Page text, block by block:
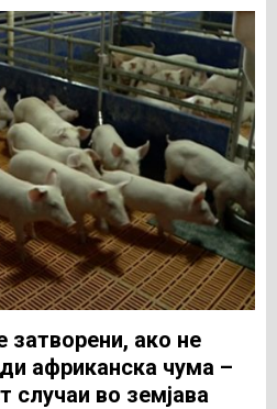
затворени, ако не
африканска чума –
случаи во земјава